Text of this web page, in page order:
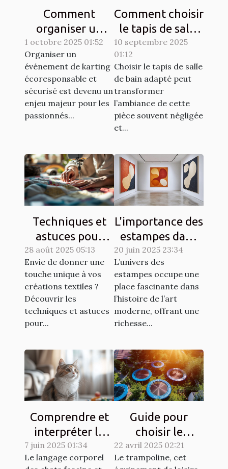
Comment
organiser un
événement de
karting
écoresponsable
et sécurisé?
1 octobre 2025 01:52
Organiser un
événement de karting
écoresponsable et
sécurisé est devenu un
enjeu majeur pour les
passionnés...
Comment choisir
le tapis de salle
de bain idéal
pour votre
espace ?
10 septembre 2025
01:12
Choisir le tapis de salle
de bain adapté peut
transformer
l’ambiance de cette
pièce souvent négligée
et...
Techniques et
astuces pour
matelasser son
propre tissu
28 août 2025 05:13
Envie de donner une
touche unique à vos
créations textiles ?
Découvrir les
techniques et astuces
pour...
L'importance des
estampes dans
l'art moderne
20 juin 2025 23:34
L’univers des
estampes occupe une
place fascinante dans
l’histoire de l’art
moderne, offrant une
richesse...
Comprendre et
interpréter le
langage corporel
des chats
7 juin 2025 01:34
Le langage corporel
Guide pour
choisir le
trampoline idéal
selon l'espace
22 avril 2025 02:21
Le trampoline, cet